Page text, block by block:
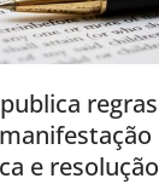
regras
e resolução